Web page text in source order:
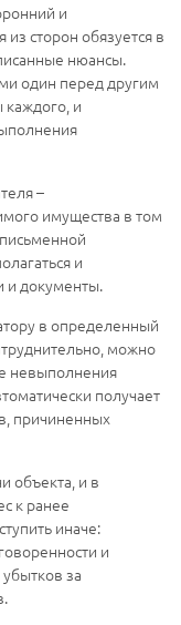
и
сторон обязуется в
нюансы.
один перед другим
каждого, и
–
имущества в том
и
и документы.
в определенный
можно
невыполнения
получает
причиненных
объекта, и в
к ранее
иначе:
и
за